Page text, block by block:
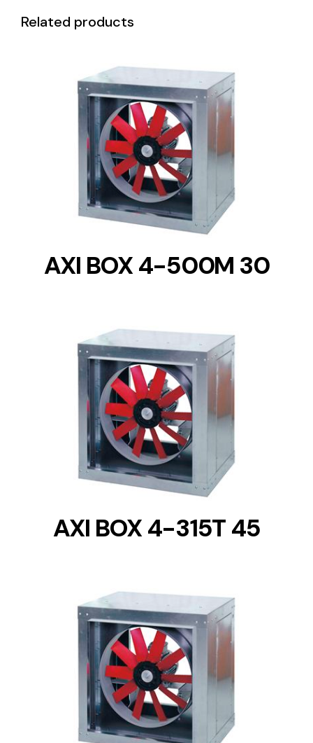
Related products
DETAILS
AXI BOX 4-500M 30
DETAILS
AXI BOX 4-315T 45
DETAILS